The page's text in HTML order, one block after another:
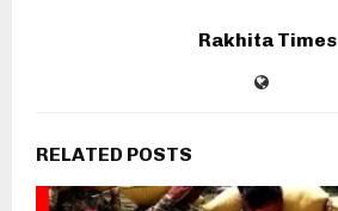
Rakhita Times
RELATED POSTS